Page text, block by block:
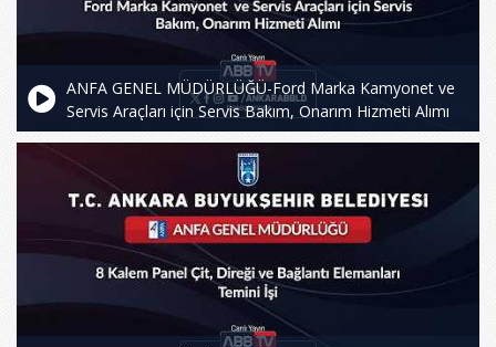
ANFA GENEL MÜDÜRLÜĞÜ-Ford Marka Kamyonet ve
Servis Araçları için Servis Bakım, Onarım Hizmeti Alımı